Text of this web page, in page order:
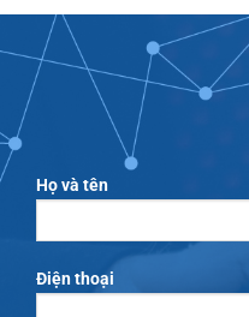
Họ và tên
Điện thoại